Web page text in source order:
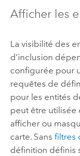
Afficher les
La visibilité des
d’inclusion
configurée pour
requêtes de
pour les entités
peut être
afficher ou
carte. Sans filtres
définition définis